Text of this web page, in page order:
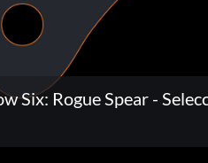
Six: Rogue Spear -